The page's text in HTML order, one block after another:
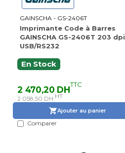
GAINSCHA - GS-2406T
Imprimante Code à Barres
GAINSCHA GS-2406T 203 dpi
USB/RS232
En Stock
2 470,20 DHTTC
2 058,50 DH HT
Ajouter au panier
Comparer